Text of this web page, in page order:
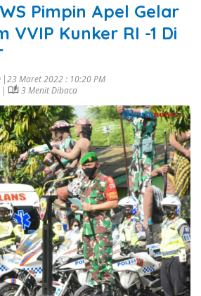
Pimpin Apel Gelar
VVIP Kunker RI -1 Di
|23 Maret 2022 : 10:20 PM
|
3 Menit Dibaca